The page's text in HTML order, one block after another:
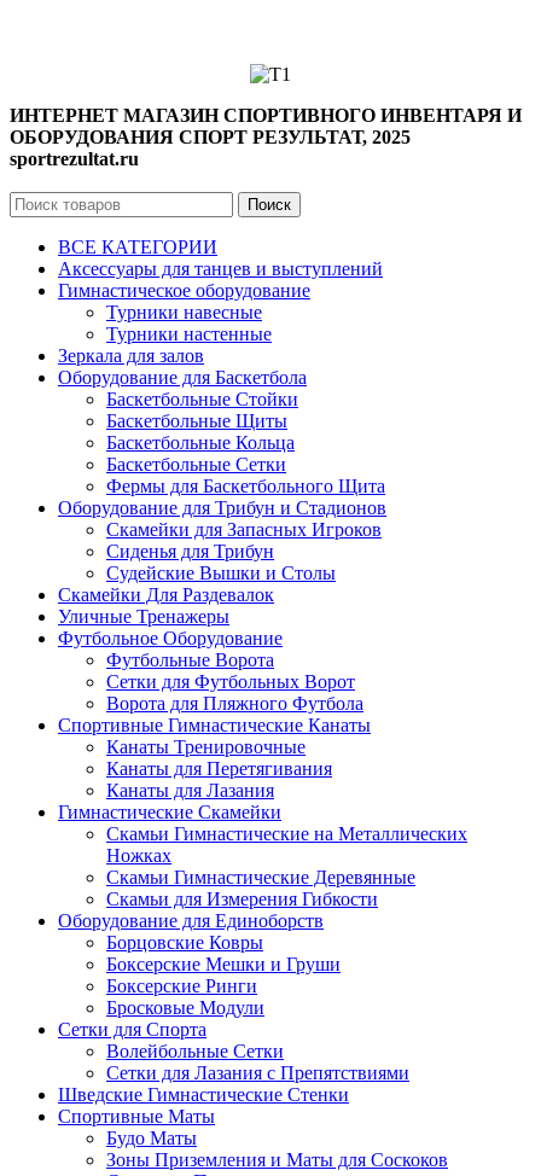
ИНТЕРНЕТ МАГАЗИН СПОРТИВНОГО ИНВЕНТАРЯ И
ОБОРУДОВАНИЯ СПОРТ РЕЗУЛЬТАТ, 2025
sportrezultat.ru
Поиск
ВСЕ КАТЕГОРИИ
Аксессуары для танцев и выступлений
Гимнастическое оборудование
Турники навесные
Турники настенные
Зеркала для залов
Оборудование для Баскетбола
Баскетбольные Стойки
Баскетбольные Щиты
Баскетбольные Кольца
Баскетбольные Сетки
Фермы для Баскетбольного Щита
Оборудование для Трибун и Стадионов
Скамейки для Запасных Игроков
Сиденья для Трибун
Судейские Вышки и Столы
Скамейки Для Раздевалок
Уличные Тренажеры
Футбольное Оборудование
Футбольные Ворота
Сетки для Футбольных Ворот
Ворота для Пляжного Футбола
Спортивные Гимнастические Канаты
Канаты Тренировочные
Канаты для Перетягивания
Канаты для Лазания
Гимнастические Скамейки
Скамьи Гимнастические на Металлических
Ножках
Скамьи Гимнастические Деревянные
Скамьи для Измерения Гибкости
Оборудование для Единоборств
Борцовские Ковры
Боксерские Мешки и Груши
Боксерские Ринги
Бросковые Модули
Сетки для Спорта
Волейбольные Сетки
Сетки для Лазания с Препятствиями
Шведские Гимнастические Стенки
Спортивные Маты
Будо Маты
Зоны Приземления и Маты для Соскоков